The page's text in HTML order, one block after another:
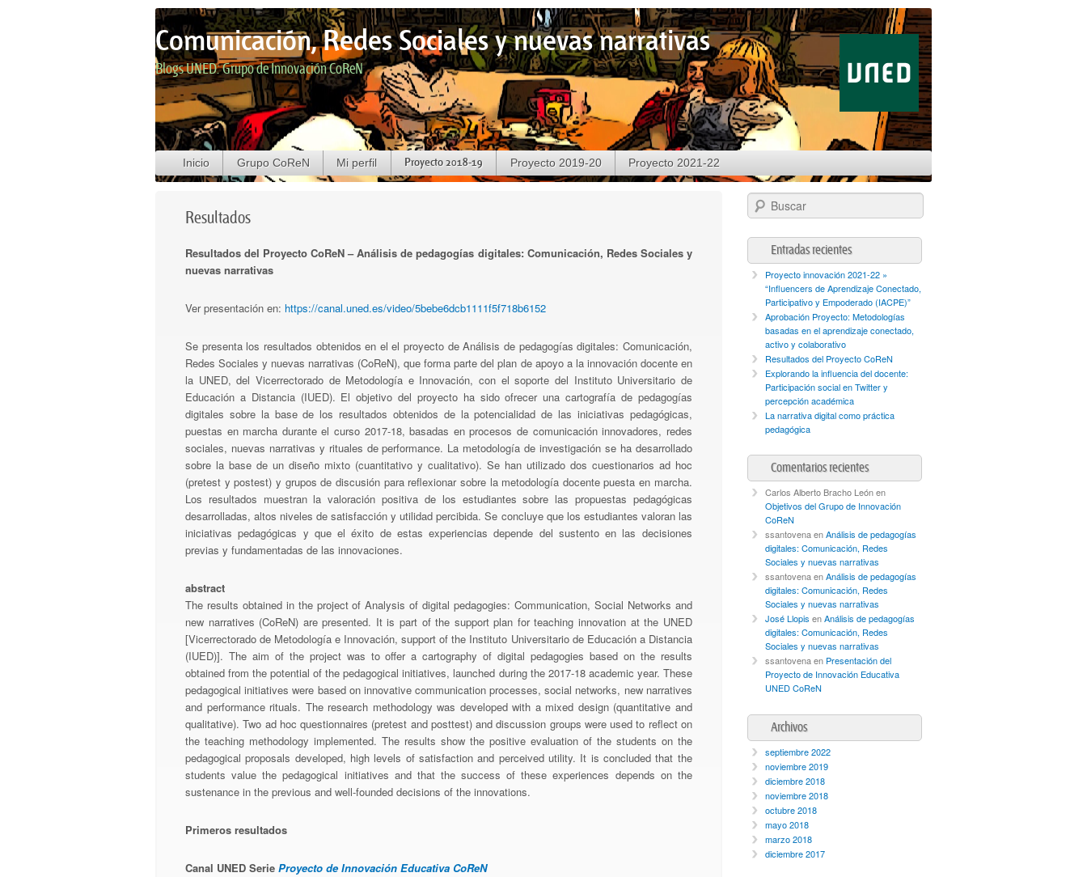
Comunicación, Redes Sociales y nuevas narrativas
Blogs UNED: Grupo de Innovación CoReN
Menú principal
Saltar al contenido principal
Saltar al contenido secundario
Inicio Grupo CoReN Mi perfil Proyecto 2018-19 Proyecto 2019-20 Proyecto 2021-22
Resultados
Resultados del Proyecto CoReN – Análisis de pedagogías digitales: Comunicación, Redes Sociales y
nuevas narrativas
Ver presentación en: https://canal.uned.es/video/5bebe6dcb1111f5f718b6152
Se presenta los resultados obtenidos en el el proyecto de Análisis de pedagogías digitales: Comunicación,
Redes Sociales y nuevas narrativas (CoReN), que forma parte del plan de apoyo a la innovación docente en
la UNED, del Vicerrectorado de Metodología e Innovación, con el soporte del Instituto Universitario de
Educación a Distancia (IUED). El objetivo del proyecto ha sido ofrecer una cartografía de pedagogías
digitales sobre la base de los resultados obtenidos de la potencialidad de las iniciativas pedagógicas,
puestas en marcha durante el curso 2017-18, basadas en procesos de comunicación innovadores, redes
sociales, nuevas narrativas y rituales de performance. La metodología de investigación se ha desarrollado
sobre la base de un diseño mixto (cuantitativo y cualitativo). Se han utilizado dos cuestionarios ad hoc
(pretest y postest) y grupos de discusión para reflexionar sobre la metodología docente puesta en marcha.
Los resultados muestran la valoración positiva de los estudiantes sobre las propuestas pedagógicas
desarrolladas, altos niveles de satisfacción y utilidad percibida. Se concluye que los estudiantes valoran las
iniciativas pedagógicas y que el éxito de estas experiencias depende del sustento en las decisiones
previas y fundamentadas de las innovaciones.
abstract
The results obtained in the project of Analysis of digital pedagogies: Communication, Social Networks and
new narratives (CoReN) are presented. It is part of the support plan for teaching innovation at the UNED
[Vicerrectorado de Metodología e Innovación, support of the Instituto Universitario de Educación a Distancia
(IUED)]. The aim of the project was to offer a cartography of digital pedagogies based on the results
obtained from the potential of the pedagogical initiatives, launched during the 2017-18 academic year. These
pedagogical initiatives were based on innovative communication processes, social networks, new narratives
and performance rituals. The research methodology was developed with a mixed design (quantitative and
qualitative). Two ad hoc questionnaires (pretest and posttest) and discussion groups were used to reflect on
the teaching methodology implemented. The results show the positive evaluation of the students on the
pedagogical proposals developed, high levels of satisfaction and perceived utility. It is concluded that the
students value the pedagogical initiatives and that the success of these experiences depends on the
sustenance in the previous and well-founded decisions of the innovations.
Primeros resultados
Canal UNED SerieProyecto de Innovación Educativa CoReN
Buscar
Entradas recientes
Proyecto innovación 2021-22 »
“Influencers de Aprendizaje Conectado,
Participativo y Empoderado (IACPE)”
Aprobación Proyecto: Metodologías
basadas en el aprendizaje conectado,
activo y colaborativo
Resultados del Proyecto CoReN
Explorando la influencia del docente:
Participación social en Twitter y
percepción académica
La narrativa digital como práctica
pedagógica
Comentarios recientes
Carlos Alberto Bracho Leónen
Objetivos del Grupo de Innovación
CoReN
ssantovenaenAnálisis de pedagogías
digitales: Comunicación, Redes
Sociales y nuevas narrativas
ssantovenaenAnálisis de pedagogías
digitales: Comunicación, Redes
Sociales y nuevas narrativas
José Llopis enAnálisis de pedagogías
digitales: Comunicación, Redes
Sociales y nuevas narrativas
ssantovenaen Presentación del
Proyecto de Innovación Educativa
UNED CoReN
Archivos
septiembre 2022
noviembre 2019
diciembre 2018
noviembre 2018
octubre 2018
mayo 2018
marzo 2018
diciembre 2017